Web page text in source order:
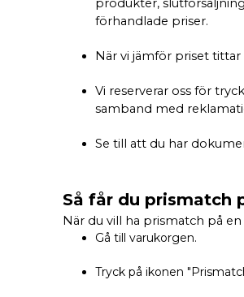
produkter,
förhandlade priser.
När vi jämför priset
Vi reserverar oss för
samband med
Se till att du har
Så får du prismatch
När du vill ha prismatch på en
Gå till varukorgen.
Tryck på ikonen